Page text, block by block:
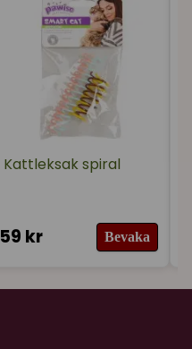
Kattleksak spiral
59 kr Bevaka